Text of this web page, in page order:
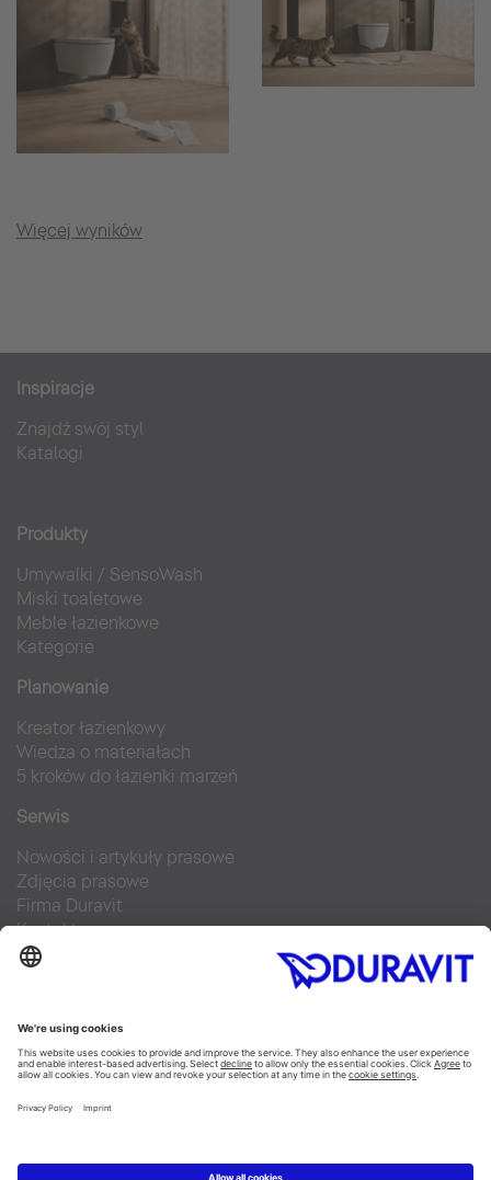
Więcej wyników
Inspiracje
Znajdź swój styl
Katalogi
Produkty
Umywalki / SensoWash
Miski toaletowe
Meble łazienkowe
Kategorie
Planowanie
Kreator łazienkowy
Wiedza o materiałach
5 kroków do łazienki marzeń
Serwis
Nowości i artykuły prasowe
Zdjęcia prasowe
Firma Duravit
Kontakt
Najczęściej zadawane pytania
Facebook
Instagram
Pinterest
Blog
Flickr